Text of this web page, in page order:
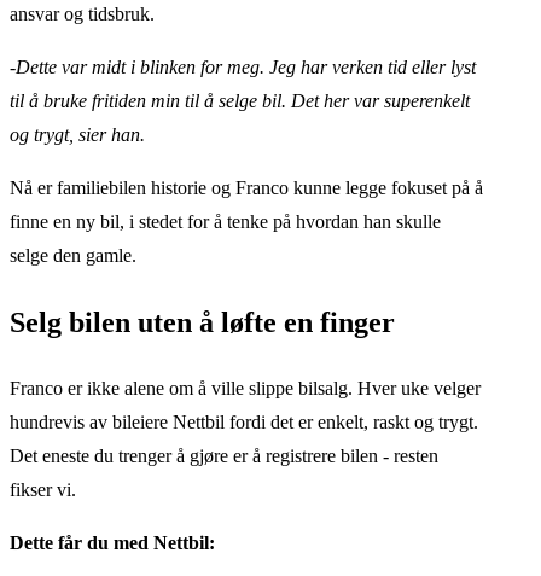
ansvar og tidsbruk.
-Dette var midt i blinken for meg. Jeg har verken tid eller lyst
til å bruke fritiden min til å selge bil. Det her var superenkelt
og trygt, sier han.
Nå er familiebilen historie og Franco kunne legge fokuset på å
finne en ny bil, i stedet for å tenke på hvordan han skulle
selge den gamle.
Selg bilen uten å løfte en finger
Franco er ikke alene om å ville slippe bilsalg. Hver uke velger
hundrevis av bileiere Nettbil fordi det er enkelt, raskt og trygt.
Det eneste du trenger å gjøre er å registrere bilen - resten
fikser vi.
Dette får du med Nettbil: